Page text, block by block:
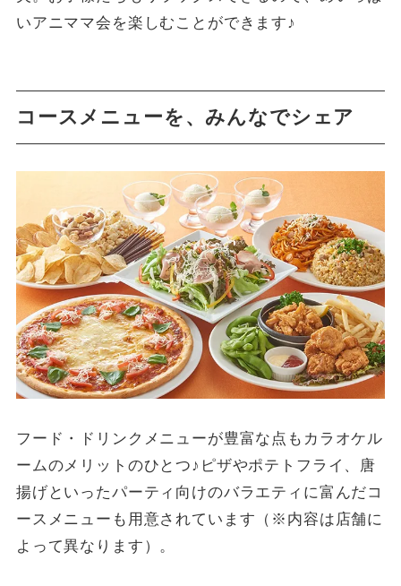
いアニママ会を楽しむことができます♪
コースメニューを、みんなでシェア
フード・ドリンクメニューが豊富な点もカラオケル
ームのメリットのひとつ♪ピザやポテトフライ、唐
揚げといったパーティ向けのバラエティに富んだコ
ースメニューも用意されています（※内容は店舗に
よって異なります）。